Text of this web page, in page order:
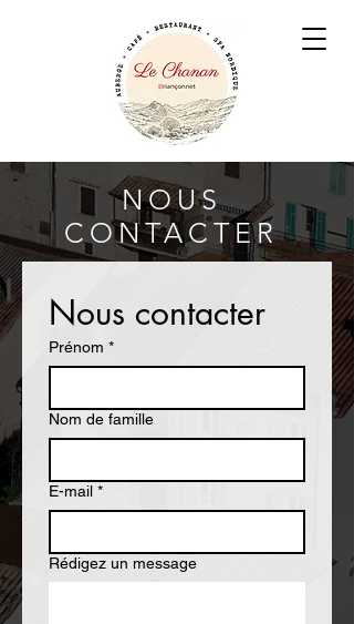
NOUS
CONTACTER
Nous contacter
Prénom *
Nom de famille
E-mail *
Rédigez un message